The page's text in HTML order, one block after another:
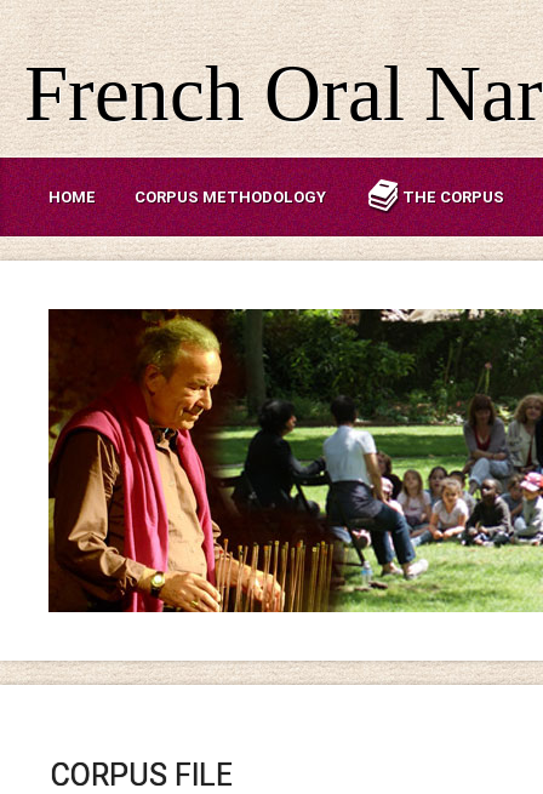
French Oral
HOME CORPUS METHODOLOGY THE CORPUS
CORPUS FILE